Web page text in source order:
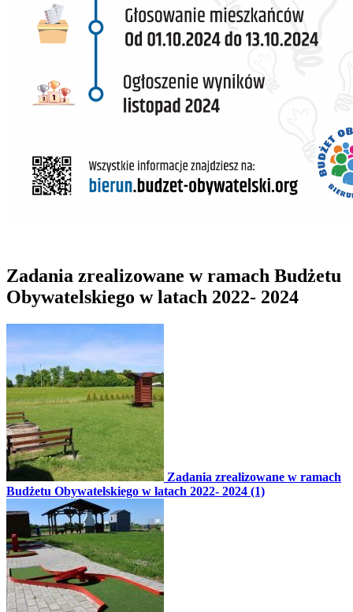
Zadania zrealizowane w ramach Budżetu
Obywatelskiego w latach 2022- 2024
Zadania zrealizowane w ramach
Budżetu Obywatelskiego w latach 2022- 2024 (1)